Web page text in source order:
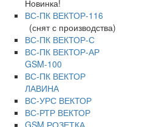
Новинка!
ВС-ПК ВЕКТОР-116
(снят с производства)
ВС-ПК ВЕКТОР-С
ВС-ПК ВЕКТОР-АР
GSM-100
ВС-ПК ВЕКТОР
ЛАВИНА
ВС-УРС ВЕКТОР
ВС-РТР ВЕКТОР